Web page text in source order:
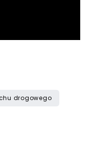
drogowego